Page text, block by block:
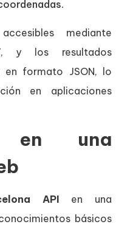
mediante
y los resultados
en formato JSON, lo
en aplicaciones
en una
API en una
básicos